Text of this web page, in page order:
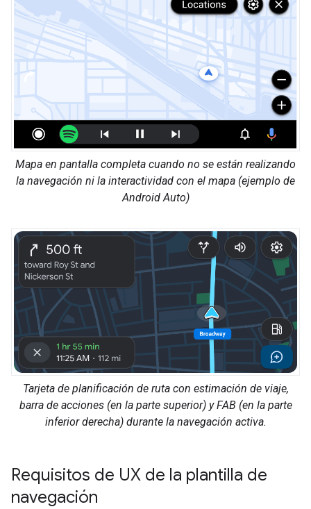
Mapa en pantalla completa cuando no se están realizando
la navegación ni la interactividad con el mapa (ejemplo de
Android Auto)
Tarjeta de planificación de ruta con estimación de viaje,
barra de acciones (en la parte superior) y FAB (en la parte
inferior derecha) durante la navegación activa.
Requisitos de UX de la plantilla de
navegación